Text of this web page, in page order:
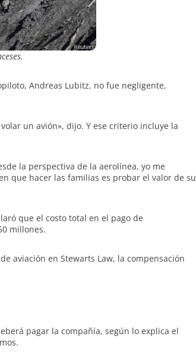
Andreas Lubitz, no fue negligente,
un avión», dijo. Y ese criterio incluye la
la perspectiva de la aerolínea, yo me
que hacer las familias es probar el valor de su
que el costo total en el pago de
millones.
aviación en Stewarts Law, la compensación
pagar la compañía, según lo explica el